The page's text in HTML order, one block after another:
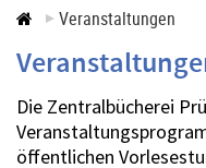
Veranstaltungen
Kontakt
Veranstaltungen
Die Zentralbücherei
öffentlichen